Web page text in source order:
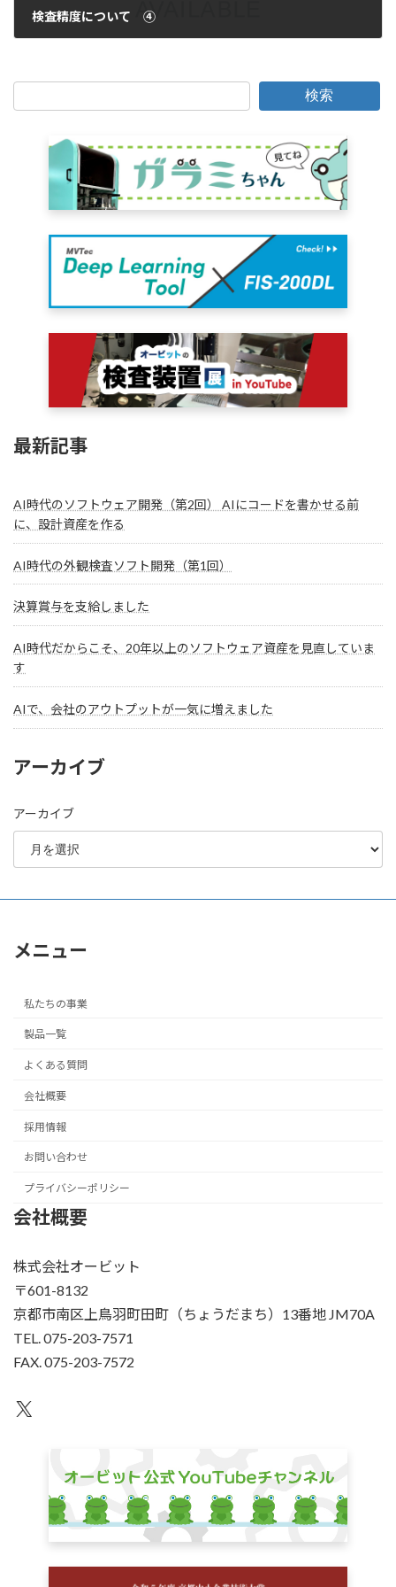
検査精度について ④
検索
最新記事
AI時代のソフトウェア開発（第2回） AIにコードを書かせる前
に、設計資産を作る
AI時代の外観検査ソフト開発（第1回）
決算賞与を支給しました
AI時代だからこそ、20年以上のソフトウェア資産を見直していま
す
AIで、会社のアウトプットが一気に増えました
アーカイブ
アーカイブ
メニュー
私たちの事業
製品一覧
よくある質問
会社概要
採用情報
お問い合わせ
プライバシーポリシー
会社概要
株式会社オービット
〒601-8132
京都市南区上鳥羽町田町（ちょうだまち）13番地 JM70A
TEL. 075-203-7571
FAX. 075-203-7572
X